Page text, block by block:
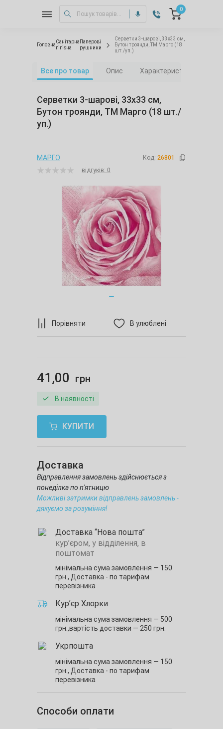
0
Головна
Санітарна
гігієна
Паперові
рушники
Серветки 3-шарові, 33х33 см,
Бутон троянди, ТМ Марго (18
шт./уп.)
Все про товар Опис Характеристики
Порівняти В улюблені
Серветки 3-шарові, 33х33 см,
Бутон троянди, ТМ Марго (18 шт./
уп.)
МАРГО Код: 26801
відгуків: 0
41,00 грн
В наявності
КУПИТИ
Доставка
Відправлення замовлень здійснюється з
понеділка по п'ятницю
Можливі затримки відправлень замовлень -
дякуємо за розуміння!
Доставка “Нова пошта”
кур’єром, у відділення, в
поштомат
мінімальна сума замовлення — 150
грн., Доставка - по тарифам
перевізника
Кур’єр Хлорки
мінімальна сума замовлення — 500
грн.,вартість доставки — 250 грн.
Укрпошта
мінімальна сума замовлення — 150
грн., Доставка - по тарифам
перевізника
Способи оплати